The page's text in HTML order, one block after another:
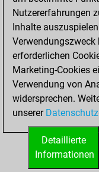
Bauer setzt
Erstickte Matts
Türme auf der
STARTSEITE
Nutzererfahrungen
Inhalte
Verwendungszweck
erforderlichen
Marketing-Cookies
Verwendung von
widersprechen.
unserer
Detaillierte
Informationen